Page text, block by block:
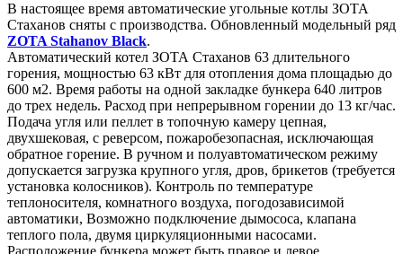
В настоящее время автоматические угольные котлы ЗОТА
Стаханов сняты с производства. Обновленный модельный ряд
ZOTA Stahanov Black.
Автоматический котел ЗОТА Стаханов 63 длительного
горения, мощностью 63 кВт для отопления дома площадью до
600 м2. Время работы на одной закладке бункера 640 литров
до трех недель. Расход при непрерывном горении до 13 кг/час.
Подача угля или пеллет в топочную камеру цепная,
двухшековая, с реверсом, пожаробезопасная, исключающая
обратное горение. В ручном и полуавтоматическом режиму
допускается загрузка крупного угля, дров, брикетов (требуется
установка колосников). Контроль по температуре
теплоносителя, комнатного воздуха, погодозависимой
автоматики, Возможно подключение дымососа, клапана
теплого пола, двумя циркуляционными насосами.